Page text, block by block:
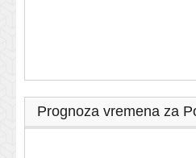
Prognoza vremena za